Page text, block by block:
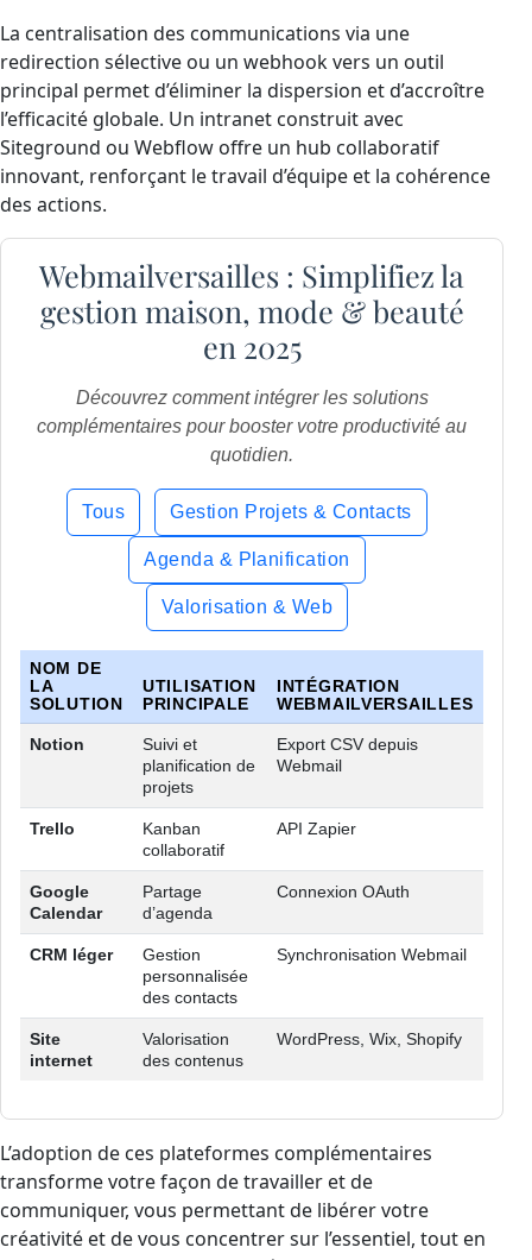
La centralisation des communications via une
redirection sélective ou un webhook vers un outil
principal permet d’éliminer la dispersion et d’accroître
l’efficacité globale. Un intranet construit avec
Siteground ou Webflow offre un hub collaboratif
innovant, renforçant le travail d’équipe et la cohérence
des actions.
Webmailversailles : Simplifiez la
gestion maison, mode & beauté
en 2025
Découvrez comment intégrer les solutions
complémentaires pour booster votre productivité au
quotidien.
Tous Gestion Projets & Contacts
Agenda & Planification
Valorisation & Web
NOM DE
LA
SOLUTION
UTILISATION
PRINCIPALE
INTÉGRATION
WEBMAILVERSAILLES
Notion
Suivi et
planification de
projets
Export CSV depuis
Webmail
Trello
Kanban
collaboratif
API Zapier
Google
Calendar
Partage
d’agenda
Connexion OAuth
CRM léger
Gestion
personnalisée
des contacts
Synchronisation Webmail
Site
internet
Valorisation
des contenus
WordPress, Wix, Shopify
L’adoption de ces plateformes complémentaires
transforme votre façon de travailler et de
communiquer, vous permettant de libérer votre
créativité et de vous concentrer sur l’essentiel, tout en